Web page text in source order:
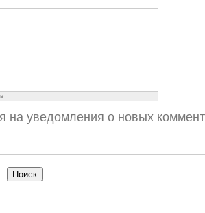
на уведомления о новых